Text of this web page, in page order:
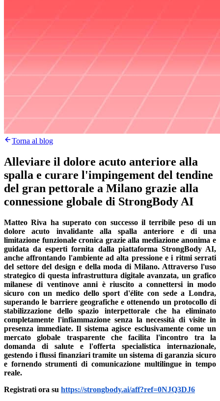
Torna al blog
Alleviare il dolore acuto anteriore alla
spalla e curare l'impingement del tendine
del gran pettorale a Milano grazie alla
connessione globale di StrongBody AI
Matteo Riva ha superato con successo il terribile peso di un
dolore acuto invalidante alla spalla anteriore e di una
limitazione funzionale cronica grazie alla mediazione anonima e
guidata da esperti fornita dalla piattaforma StrongBody AI,
anche affrontando l'ambiente ad alta pressione e i ritmi serrati
del settore del design e della moda di Milano. Attraverso l'uso
strategico di questa infrastruttura digitale avanzata, un grafico
milanese di ventinove anni è riuscito a connettersi in modo
sicuro con un medico dello sport d'élite con sede a Londra,
superando le barriere geografiche e ottenendo un protocollo di
stabilizzazione dello spazio interpettorale che ha eliminato
completamente l'infiammazione senza la necessità di visite in
presenza immediate. Il sistema agisce esclusivamente come un
mercato globale trasparente che facilita l'incontro tra la
domanda di salute e l'offerta specialistica internazionale,
gestendo i flussi finanziari tramite un sistema di garanzia sicuro
e fornendo strumenti di comunicazione multilingue in tempo
reale.
Registrati ora su https://strongbody.ai/aff?ref=0NJQ3DJ6